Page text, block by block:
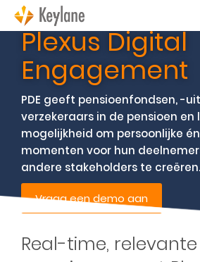
Plexus Digital
Engagement
PDE geeft pensioenfondsen, -
verzekeraars in de pensioen
mogelijkheid om persoonlijke
momenten voor hun
andere stakeholders te creëren.
Vraag een demo aan
Real-time,